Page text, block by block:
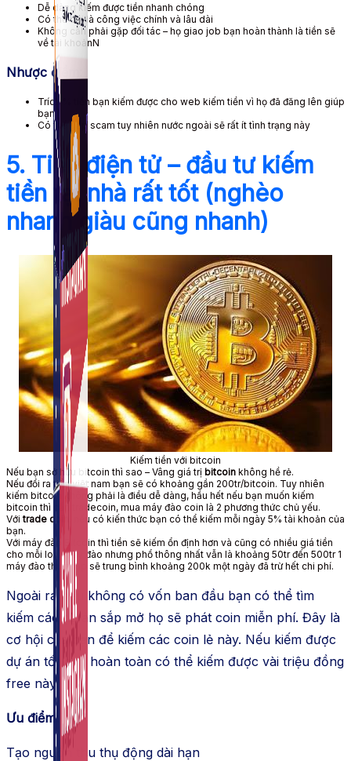
Auto Viral Content
Công cụ đặt lịch, đăng bài tự động cho hàng loạt
Fanpage.
Dễ dàng kiếm được tiền nhanh chóng
Có thể coi là công việc chính và lâu dài
Không cần phải gặp đối tác – họ giao job bạn hoàn thành là tiền sẽ
về tài khoảnN
Nhược điểm:
Trích % tiền bạn kiếm được cho web kiếm tiền vì họ đã đăng lên giúp
bạn
Có thể gặp scam tuy nhiên nước ngoài sẽ rất ít tình trạng này
5. Tiền điện tử – đầu tư kiếm
tiền tại nhà rất tốt (nghèo
nhanh giàu cũng nhanh)
Kiếm tiền với bitcoin
Nếu bạn sở hữu bitcoin thì sao – Vâng giá trị bitcoin không hề rẻ.
Nếu đổi ra tiền việt nam bạn sẽ có khoảng gần 200tr/bitcoin. Tuy nhiên
kiếm bitcoin không phải là điều dễ dàng, hầu hết nếu bạn muốn kiếm
bitcoin thì cần tradecoin, mua máy đào coin là 2 phương thức chủ yếu.
Vớitrade coin
, nếu có kiến thức bạn có thể kiếm mỗi ngày 5% tài khoản của
bạn.
Với máy đào Bitcoin thì tiền sẽ kiếm ổn định hơn và cũng có nhiều giá tiền
cho mỗi loại máy đào nhưng phổ thông nhất vẫn là khoảng 50tr đến 500tr 1
máy đào thu nhập sẽ trung bình khoảng 200k một ngày đã trừ hết chi phí.
Ngoài ra nếu không có vốn ban đầu bạn có thể tìm
kiếm các dự án sắp mở họ sẽ phát coin miễn phí. Đây là
cơ hội của bạn để kiếm các coin lẻ này. Nếu kiếm được
dự án tốt bạn hoàn toàn có thể kiếm được vài triệu đồng
free này.
Ưu điểm:
Tạo nguồn thu thụ động dài hạn